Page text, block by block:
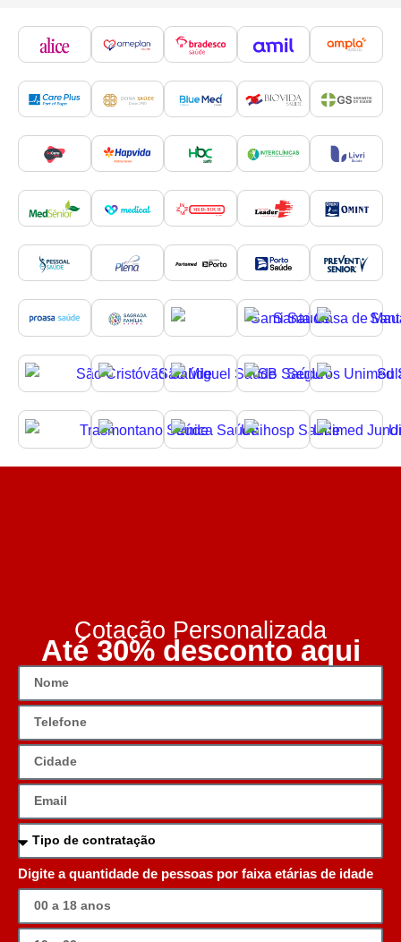
Cotação Personalizada
Até 30% desconto aqui
Digite a quantidade de pessoas por faixa etárias de idade